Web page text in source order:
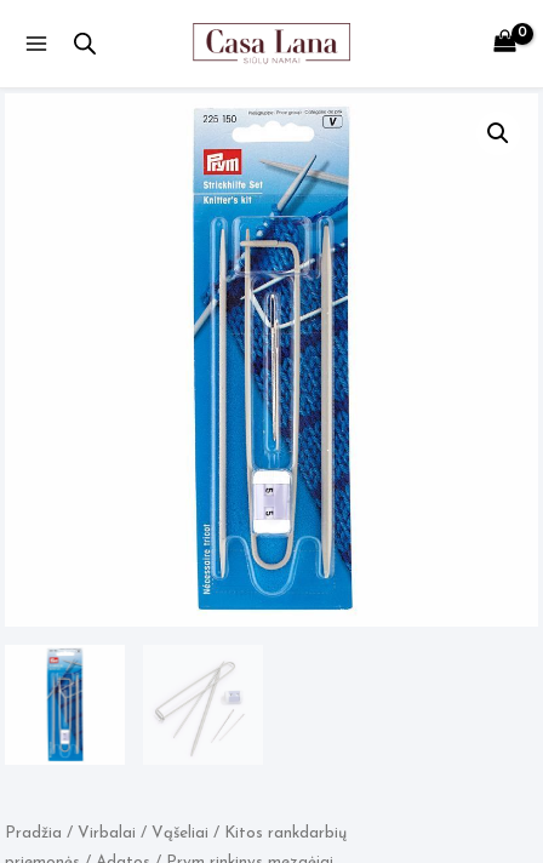
Pradžia / Virbalai / Vąšeliai / Kitos rankdarbių